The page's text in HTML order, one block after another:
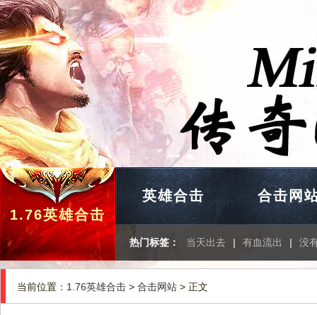
1.76英雄合击
英雄合击 合击网
热门标签： 当天出去 | 有血流出 | 没
当前位置： 1.76英雄合击 > 合击网站 > 正文